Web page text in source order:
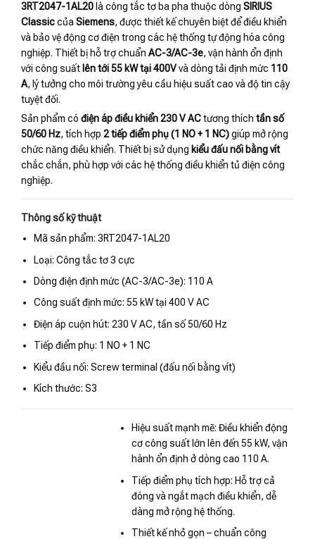
3RT2047-1AL20 là công tắc tơ ba pha thuộc dòng SIRIUS
ClassiccủaSiemens, được thiết kế chuyên biệt để điều khiển
và bảo vệ động cơ điện trong các hệ thống tự động hóa công
nghiệp. Thiết bị hỗ trợ chuẩn AC-3/AC-3e, vận hành ổn định
với công suất lên tới 55 kW tại 400Vvà dòng tải định mức 110
A, lý tưởng cho môi trường yêu cầu hiệu suất cao và độ tin cậy
tuyệt đối.
Sản phẩm có điện áp điều khiển 230 V ACtương thích tần số
50/60 Hz, tích hợp 2 tiếp điểm phụ (1 NO + 1 NC)giúp mở rộng
chức năng điều khiển. Thiết bị sử dụng kiểu đấu nối bằng vít
chắc chắn, phù hợp với các hệ thống điều khiển tủ điện công
nghiệp.
Thông số kỹ thuật
Mã sản phẩm: 3RT2047-1AL20
Loại: Công tắc tơ 3 cực
Dòng điện định mức (AC-3/AC-3e): 110 A
Công suất định mức: 55 kW tại 400 V AC
Điện áp cuộn hút: 230 V AC, tần số 50/60 Hz
Tiếp điểm phụ: 1 NO + 1 NC
Kiểu đầu nối: Screw terminal (đấu nối bằng vít)
Kích thước: S3
Hiệu suất mạnh mẽ: Điều khiển động
cơ công suất lớn lên đến 55 kW, vận
hành ổn định ở dòng cao 110 A.
Tiếp điểm phụ tích hợp: Hỗ trợ cả
đóng và ngắt mạch điều khiển, dễ
dàng mở rộng hệ thống.
Thiết kế nhỏ gọn – chuẩn công